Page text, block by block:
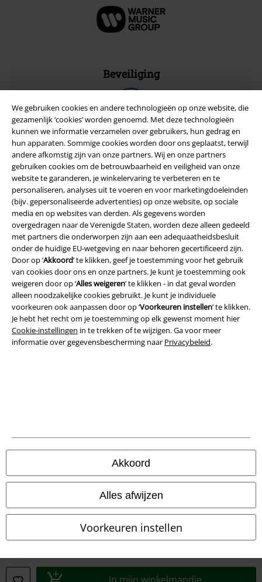
We gebruiken cookies en andere technologieën op onze website, die
gezamenlijk ‘cookies’ worden genoemd. Met deze technologieën
kunnen we informatie verzamelen over gebruikers, hun gedrag en
hun apparaten. Sommige cookies worden door ons geplaatst, terwijl
andere afkomstig zijn van onze partners. Wij en onze partners
gebruiken cookies om de betrouwbaarheid en veiligheid van onze
website te garanderen, je winkelervaring te verbeteren en te
personaliseren, analyses uit te voeren en voor marketingdoeleinden
(bijv. gepersonaliseerde advertenties) op onze website, op sociale
media en op websites van derden. Als gegevens worden
overgedragen naar de Verenigde Staten, worden deze alleen gedeeld
met partners die onderworpen zijn aan een adequaatheidsbesluit
onder de huidige EU-wetgeving en naar behoren gecertificeerd zijn.
Door op ‘Akkoord’ te klikken, geef je toestemming voor het gebruik
van cookies door ons en onze partners. Je kunt je toestemming ook
weigeren door op ‘Alles weigeren’ te klikken - in dat geval worden
alleen noodzakelijke cookies gebruikt. Je kunt je individuele
voorkeuren ook aanpassen door op ‘Voorkeuren instellen’ te klikken.
Je hebt het recht om je toestemming op elk gewenst moment hier
Cookie-instellingen in te trekken of te wijzigen. Ga voor meer
informatie over gegevensbescherming naar Privacybeleid.
Akkoord
Alles afwijzen
Voorkeuren instellen
In mijn winkelmandje
Beveiliging
Legal
Algemene Voorwaarden
Bedrijfsgegevens
Privacyverklaring
Verklaring van conformiteit
Alle prijzen incl.wettelijke BTW
© 1986-2026 Large Popmerchandising BV
Onze online shops
EMP France